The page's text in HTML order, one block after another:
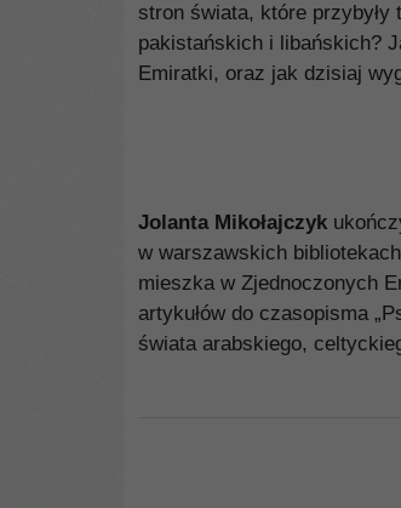
stron świata, które
pakistańskich i libańskich?
Emiratki, oraz jak dzisiaj
Jolanta Mikołajczyk
w warszawskich
mieszka w Zjednoczonych
artykułów do czasopisma
świata arabskiego,